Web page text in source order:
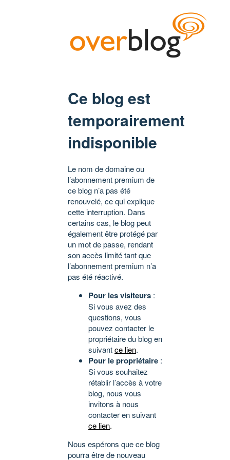
Ce blog est
temporairement
indisponible
Le nom de domaine ou
l’abonnement premium de
ce blog n’a pas été
renouvelé, ce qui explique
cette interruption. Dans
certains cas, le blog peut
également être protégé par
un mot de passe, rendant
son accès limité tant que
l’abonnement premium n’a
pas été réactivé.
Pour les visiteurs :
Si vous avez des
questions, vous
pouvez contacter le
propriétaire du blog en
suivantce lien.
Pour le propriétaire :
Si vous souhaitez
rétablir l’accès à votre
blog, nous vous
invitons à nous
contacter en suivant
ce lien.
Nous espérons que ce blog
pourra être de nouveau